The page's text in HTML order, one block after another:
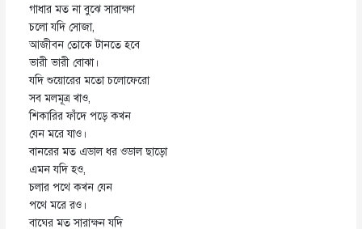
গাধার মত না বুঝে সারাক্ষণ
চলো যদি সোজা,
আজীবন তোকে টানতে হবে
ভারী ভারী বোঝা।
যদি শুয়োরের মতো চলোফেরো
সব মলমূত্র খাও,
শিকারির ফাঁদে পড়ে কখন
যেন মরে যাও।
বানরের মত এডাল ধর ওডাল ছাড়ো
এমন যদি হও,
চলার পথে কখন যেন
পথে মরে রও।
বাঘের মত সারাক্ষন যদি